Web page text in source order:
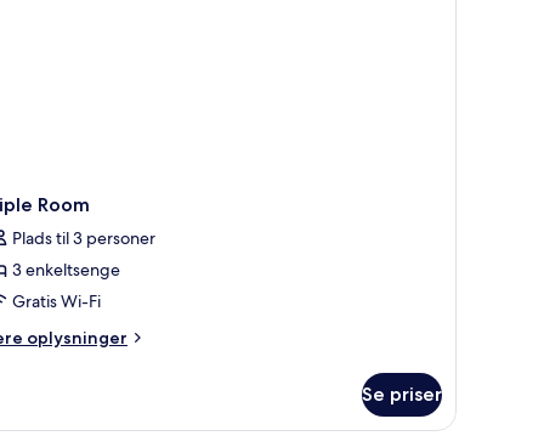
Room
Plads til 3 personer
3 enkeltsenge
Gratis Wi-Fi
oplysninger
Se priser